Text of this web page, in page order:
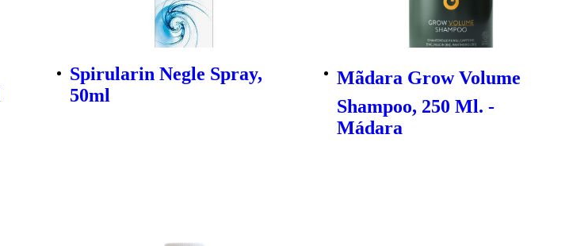
Spirularin Negle Spray,
50ml
Mãdara Grow Volume
Shampoo, 250 Ml. -
Mádara